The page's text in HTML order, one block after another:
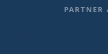
PARTNER